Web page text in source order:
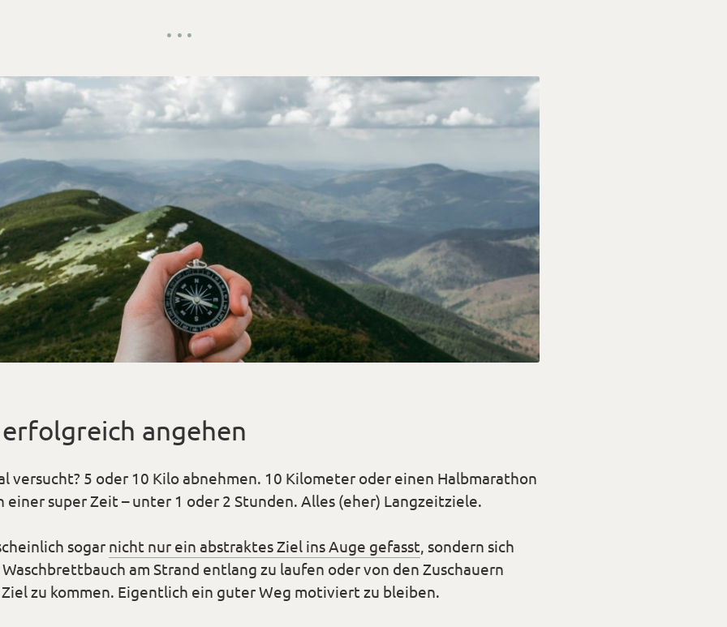
Langzeitziel
Finanzielle
Freiheit
erfolgreich angehen
versucht? 5 oder 10 Kilo abnehmen. 10 Kilometer oder einen Halbmarathon
einer super Zeit – unter 1 oder 2 Stunden. Alles (eher) Langzeitziele.
sogar nicht nur ein abstraktes Ziel ins Auge gefasst, sondern sich
am Strand entlang zu laufen oder von den Zuschauern
zu kommen. Eigentlich ein guter Weg motiviert zu bleiben.